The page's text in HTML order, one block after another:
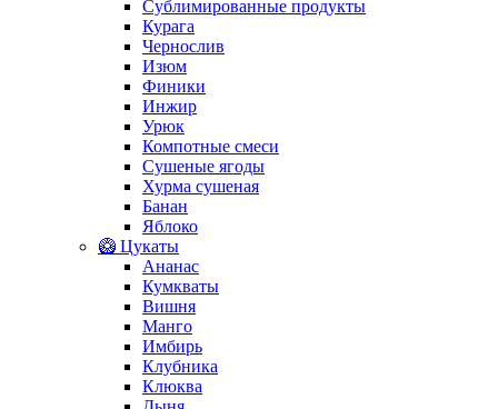
Сублимированные продукты
Курага
Чернослив
Изюм
Финики
Инжир
Урюк
Компотные смеси
Сушеные ягоды
Хурма сушеная
Банан
Яблоко
🥝 Цукаты
Ананас
Кумкваты
Вишня
Манго
Имбирь
Клубника
Клюква